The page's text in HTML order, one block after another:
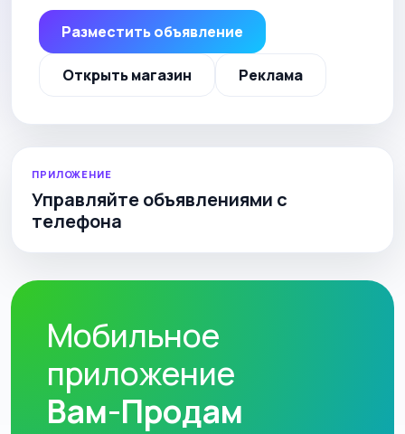
Разместить объявление
Открыть магазин Реклама
ПРИЛОЖЕНИЕ
Управляйте объявлениями с
телефона
Мобильное
приложение
Вам-Продам